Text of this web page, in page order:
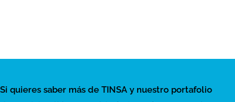
Si quieres saber más de TINSA y nuestro portafolio